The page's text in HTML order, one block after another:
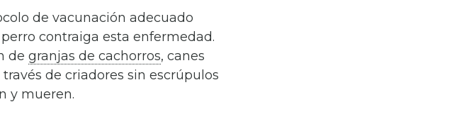
de vacunación adecuado
contraiga esta enfermedad.
de granjas de cachorros, canes
de criadores sin escrúpulos
y mueren.